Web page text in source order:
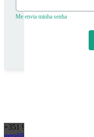
Me envia minha senha
+351 968 165 196